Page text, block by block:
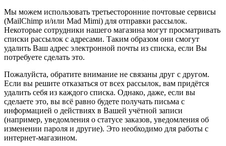
Мы можем использовать третьесторонние почтовые сервисы
(MailChimp и/или Mad Mimi) для отправки рассылок.
Некоторые сотрудники нашего магазина могут просматривать
списки рассылок с адресами. Таким образом они смогут
удалить Ваш адрес электронной почты из списка, если Вы
потребуете сделать это.
Пожалуйста, обратите внимание не связаны друг с другом.
Если вы решите отказаться от всех рассылок, вам придётся
удалить себя из каждого списка. Однако, даже, если вы
сделаете это, вы всё равно будете получать письма с
информацией о действиях в Вашей учётной записи
(например, уведомления о статусе заказов, уведомления об
изменении пароля и другие). Это необходимо для работы с
интернет-магазином.